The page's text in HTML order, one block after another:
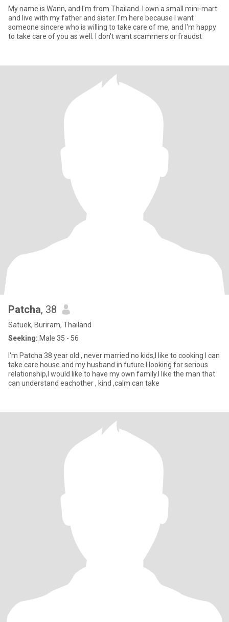
My name is Wann, and I'm from Thailand. I own a small mini-mart
and live with my father and sister. I'm here because I want
someone sincere who is willing to take care of me, and I'm happy
to take care of you as well. I don't want scammers or fraudst
Patcha, 38
Satuek, Buriram, Thailand
Seeking: Male 35 - 56
I'm Patcha 38 year old , never married no kids,I like to cooking I can
take care house and my husband in future.I looking for serious
relationship,I would like to have my own family.I like the man that
can understand eachother , kind ,calm can take